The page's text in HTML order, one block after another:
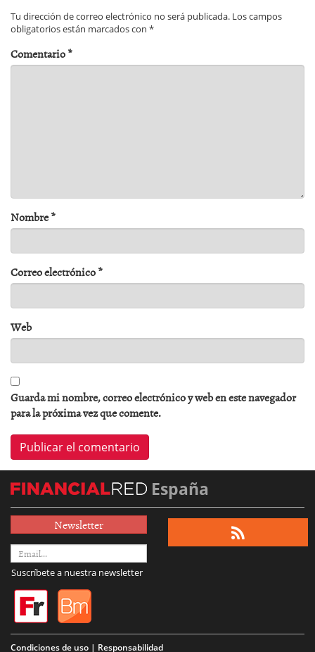
Tu dirección de correo electrónico no será publicada. Los campos
obligatorios están marcados con *
Comentario*
Nombre*
Correo electrónico*
Web
Guarda mi nombre, correo electrónico y web en este navegador
para la próxima vez que comente.
España
Newsletter
Suscríbete a nuestra newsletter
Condiciones de uso | Responsabilidad